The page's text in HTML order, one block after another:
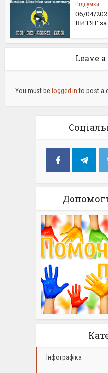
Підсумки
06/04/
ВИТЯГ
Leave
You must belogged into post a
Інфографіка